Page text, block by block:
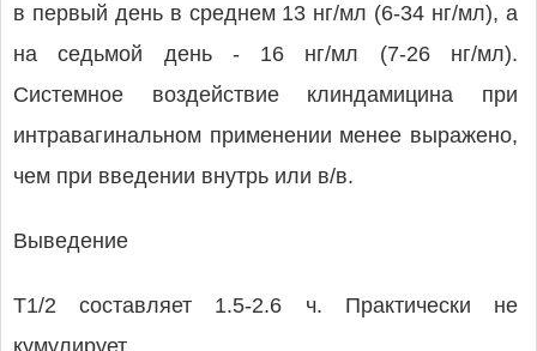
в первый день в среднем 13 нг/мл (6-34 нг/мл), а
на седьмой день - 16 нг/мл (7-26 нг/мл).
Системное воздействие клиндамицина при
интравагинальном применении менее выражено,
чем при введении внутрь или в/в.
Выведение
T1/2 составляет 1.5-2.6 ч. Практически не
кумулирует.